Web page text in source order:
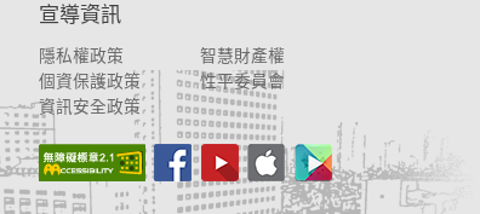
宣導資訊
隱私權政策
智慧財產權
個資保護政策
性平委員會
資訊安全政策